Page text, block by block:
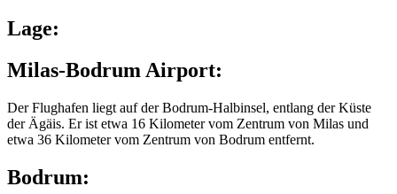
Lage:
Milas-Bodrum Airport:
Der Flughafen liegt auf der Bodrum-Halbinsel, entlang der Küste
der Ägäis. Er ist etwa 16 Kilometer vom Zentrum von Milas und
etwa 36 Kilometer vom Zentrum von Bodrum entfernt.
Bodrum: